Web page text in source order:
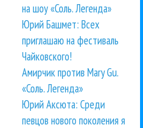
на шоу «Соль. Легенда»
Юрий Башмет: Всех
приглашаю на фестиваль
Чайковского!
Амирчик против Mary Gu.
«Соль. Легенда»
Юрий Аксюта: Среди
певцов нового поколения я